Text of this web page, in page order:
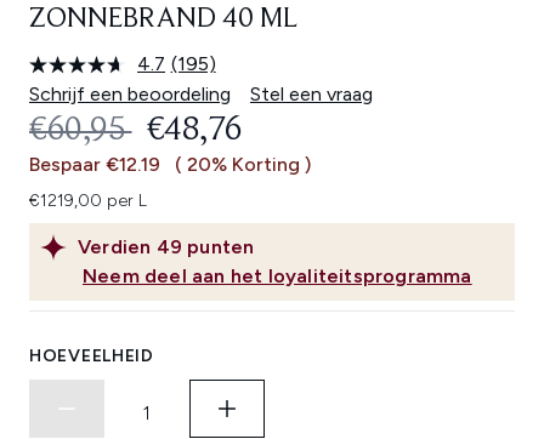
ZONNEBRAND 40 ML
4.7 Lees
195
beoordelingen.
Dezelfde
paginalink.
(195)
Schrijf een beoordeling
Stel een vraag
Verdien 49 punten
Neem deel aan het loyaliteitsprogramma
RECOMMENDED RETAIL PRICE:
€60,95 HUIDIGE PRIJS:
€48,76
Bespaar €12.19 ( 20% Korting )
€1219,00 per L
HOEVEELHEID